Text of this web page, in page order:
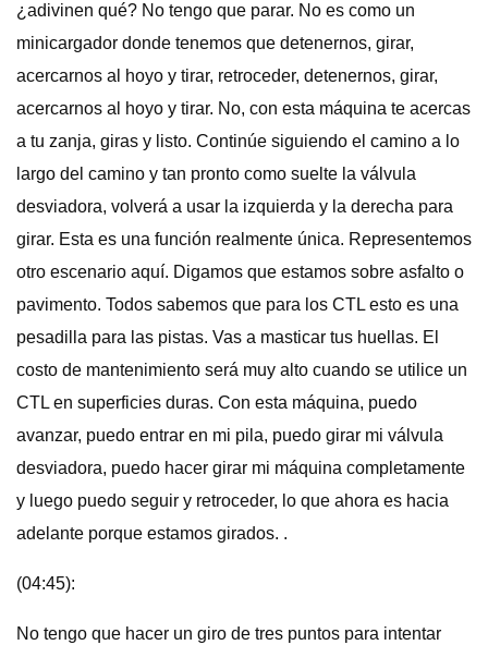
¿adivinen qué? No tengo que parar. No es como un
minicargador donde tenemos que detenernos, girar,
acercarnos al hoyo y tirar, retroceder, detenernos, girar,
acercarnos al hoyo y tirar. No, con esta máquina te acercas
a tu zanja, giras y listo. Continúe siguiendo el camino a lo
largo del camino y tan pronto como suelte la válvula
desviadora, volverá a usar la izquierda y la derecha para
girar. Esta es una función realmente única. Representemos
otro escenario aquí. Digamos que estamos sobre asfalto o
pavimento. Todos sabemos que para los CTL esto es una
pesadilla para las pistas. Vas a masticar tus huellas. El
costo de mantenimiento será muy alto cuando se utilice un
CTL en superficies duras. Con esta máquina, puedo
avanzar, puedo entrar en mi pila, puedo girar mi válvula
desviadora, puedo hacer girar mi máquina completamente
y luego puedo seguir y retroceder, lo que ahora es hacia
adelante porque estamos girados. .
(04:45):
No tengo que hacer un giro de tres puntos para intentar